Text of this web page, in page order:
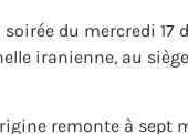
du mercredi 17
iranienne, au
remonte à sept